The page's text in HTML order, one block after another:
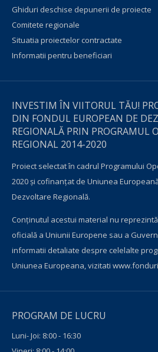
Ghiduri deschise depunerii de proiecte
Comitete regionale
Situatia proiectelor contractate
Informatii pentru beneficiari
INVESTIM ÎN VIITORUL TĂU!
DIN FONDUL EUROPEAN DE
REGIONALĂ PRIN PROGRAMUL
REGIONAL 2014-2020
Proiect selectat în cadrul Programului
2020 și cofinanțat de Uniunea
Dezvoltare Regională.
Conţinutul acestui material nu
oficială a Uniunii Europene sau a
informatii detaliate despre celelalte
Uniunea Europeana, vizitati
PROGRAM DE LUCRU
Luni- Joi: 8:00 - 16:30